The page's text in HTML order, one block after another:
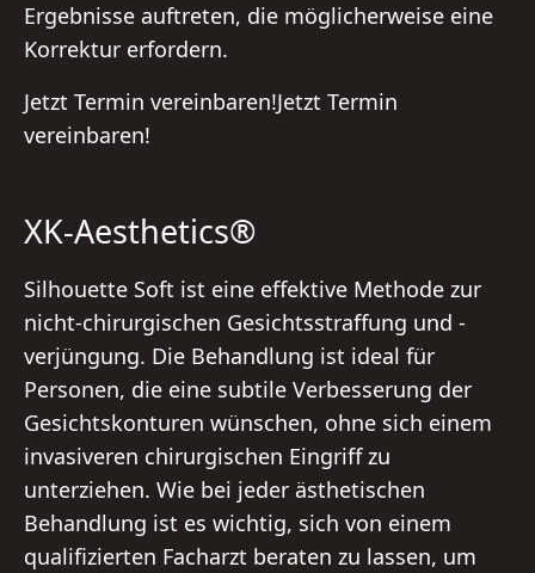
Ergebnisse auftreten, die möglicherweise eine
Korrektur erfordern.
Jetzt Termin vereinbaren!Jetzt Termin
vereinbaren!
XK-Aesthetics®
Silhouette Soft ist eine effektive Methode zur
nicht-chirurgischen Gesichtsstraffung und -
verjüngung. Die Behandlung ist ideal für
Personen, die eine subtile Verbesserung der
Gesichtskonturen wünschen, ohne sich einem
invasiveren chirurgischen Eingriff zu
unterziehen. Wie bei jeder ästhetischen
Behandlung ist es wichtig, sich von einem
qualifizierten Facharzt beraten zu lassen, um